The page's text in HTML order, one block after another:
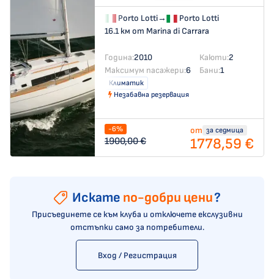
Porto Lotti→
Porto Lotti
16.1 км от Marina di Carrara
Година:2010 Каюти:2
Максимум пасажери:6 Бани:1
Климатик
Незабавна резервация
-6%
1900,00 €
от за седмица
1778,59 €
Искате по-добри цени?
Присъединете се към клуба и отключете екслузивни
отстъпки само за потребители.
Вход / Регистрация